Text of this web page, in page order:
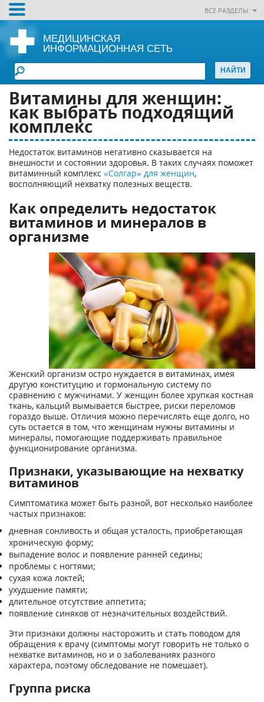
ВСЕ РАЗДЕЛЫ
МЕДИЦИНСКАЯ
ИНФОРМАЦИОННАЯ СЕТЬ
Витамины для женщин:
как выбрать подходящий
комплекс
Недостаток витаминов негативно сказывается на
внешности и состоянии здоровья. В таких случаях поможет
витаминный комплекс «Солгар» для женщин,
восполняющий нехватку полезных веществ.
Как определить недостаток
витаминов и минералов в
организме
Женский организм остро нуждается в витаминах, имея
другую конституцию и гормональную систему по
сравнению с мужчинами. У женщин более хрупкая костная
ткань, кальций вымывается быстрее, риски переломов
гораздо выше. Отличия можно перечислять еще долго, но
суть остается в том, что женщинам нужны витамины и
минералы, помогающие поддерживать правильное
функционирование организма.
Признаки, указывающие на нехватку
витаминов
Симптоматика может быть разной, вот несколько наиболее
частых признаков:
дневная сонливость и общая усталость, приобретающая
хроническую форму;
выпадение волос и появление ранней седины;
проблемы с ногтями;
сухая кожа локтей;
ухудшение памяти;
длительное отсутствие аппетита;
появление синяков от незначительных воздействий.
Эти признаки должны насторожить и стать поводом для
обращения к врачу (симптомы могут говорить не только о
нехватке витаминов, но и о заболеваниях разного
характера, поэтому обследование не помешает).
Группа риска